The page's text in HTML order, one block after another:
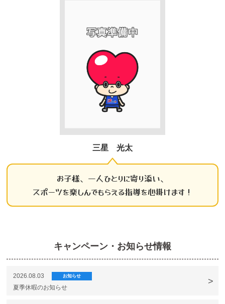
三星 光太
お子様、一人ひとりに寄り添い、
スポーツを楽しんでもらえる指導を心掛けます！
キャンペーン・お知らせ情報
2026.08.03 お知らせ
夏季休暇のお知らせ